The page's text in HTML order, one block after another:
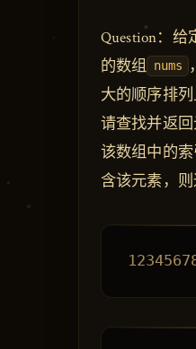
Question：给
的数组 nums
大的顺序排列
请查找并返
该数组中的
含该元素，则